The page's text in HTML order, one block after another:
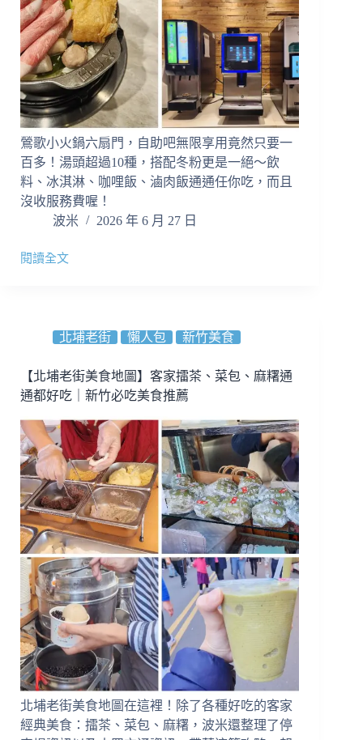
份
量
足
｜
客
製
酸
辣
好
開
胃
鶯歌小火鍋六扇門，自助吧無限享用竟然只要一
百多！湯頭超過10種，搭配冬粉更是一絕～飲
料、冰淇淋、咖哩飯、滷肉飯通通任你吃，而且
沒收服務費喔！
波米
2026 年 6 月 27 日
閱讀全文
六
鍋
｜
鶯
歌
建
國
店
｜
霜
淇
淋
飲
料
冬
粉
自
助
吧
吃
到
飽
(近
北埔老街 懶人包 新竹美食
【北埔老街美食地圖】客家擂茶、菜包、麻糬通
通都好吃｜新竹必吃美食推薦
北埔老街美食地圖在這裡！除了各種好吃的客家
經典美食：擂茶、菜包、麻糬，波米還整理了停